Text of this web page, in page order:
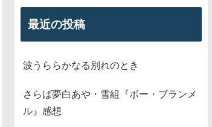
最近の投稿
波うららかなる別れのとき
さらば夢白あや・雪組『ボー・ブランメ
ル』感想